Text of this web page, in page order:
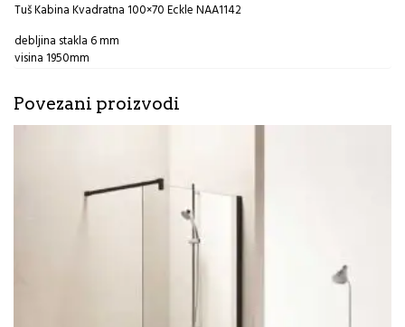
Tuš Kabina Kvadratna 100×70 Eckle NAA1142
debljina stakla 6 mm
visina 1950mm
Povezani proizvodi